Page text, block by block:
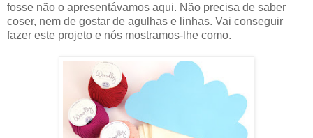
fosse não o apresentávamos aqui. Não precisa de saber
coser, nem de gostar de agulhas e linhas. Vai conseguir
fazer este projeto e nós mostramos-lhe como.